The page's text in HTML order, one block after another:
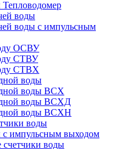
воды
воды с импульсным
ОСВУ
СТВУ
СТВХ
воды
воды ВСХ
воды ВСХД
воды ВСХН
воды
с импульсным выходом
счетчики воды